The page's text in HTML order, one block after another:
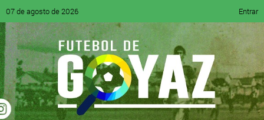
07 de agosto de 2026 Entrar